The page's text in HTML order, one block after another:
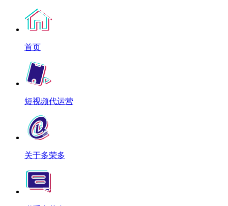
首页
短视频代运营
关于多荣多